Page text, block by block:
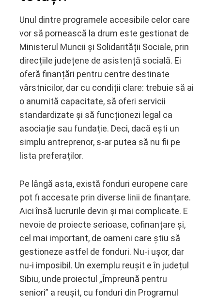
Unul dintre programele accesibile celor care
vor să pornească la drum este gestionat de
Ministerul Muncii și Solidarității Sociale, prin
direcțiile județene de asistență socială. Ei
oferă finanțări pentru centre destinate
vârstnicilor, dar cu condiții clare: trebuie să ai
o anumită capacitate, să oferi servicii
standardizate și să funcționezi legal ca
asociație sau fundație. Deci, dacă ești un
simplu antreprenor, s-ar putea să nu fii pe
lista preferaților.
Pe lângă asta, există fonduri europene care
pot fi accesate prin diverse linii de finanțare.
Aici însă lucrurile devin și mai complicate. E
nevoie de proiecte serioase, cofinanțare și,
cel mai important, de oameni care știu să
gestioneze astfel de fonduri. Nu-i ușor, dar
nu-i imposibil. Un exemplu reușit e în județul
Sibiu, unde proiectul „Împreună pentru
seniori” a reușit, cu fonduri din Programul